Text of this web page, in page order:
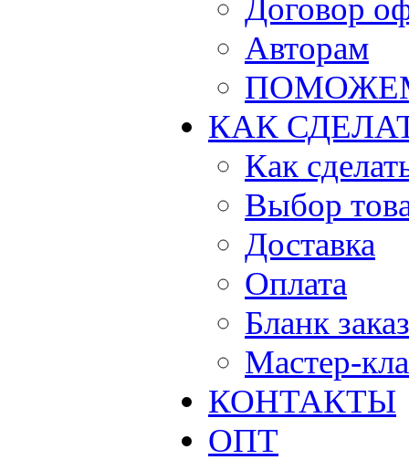
Договор
Авторам
КАК
Как
Выбор
Доставка
Оплата
Бланк
Мастер-
КОНТАКТЫ
ОПТ